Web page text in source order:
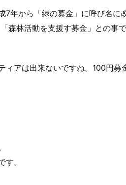
7年から「緑の募金」に呼び名に
森林活動を支援す募金」との事
ィアは出来ないですね。100円
。